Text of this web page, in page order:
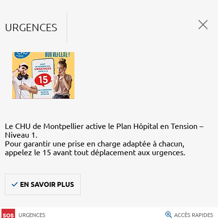
URGENCES
Le CHU de Montpellier active le Plan Hôpital en Tension –
Niveau 1.
Pour garantir une prise en charge adaptée à chacun,
appelez le 15 avant tout déplacement aux urgences.
EN SAVOIR PLUS
URGENCES ACCÈS RAPIDES